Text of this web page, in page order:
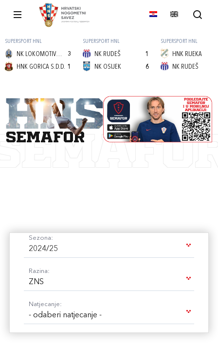
SUPERSPORT HNL
NK LOKOMOTIVA (Z)
3
1
HNK GORICA S.D.D.
SUPERSPORT HNL
NK RUDEŠ
1
6
NK OSIJEK
SUPERSPORT HNL
HNK RIJEKA
NK RUDEŠ
semafor
Sezona:
2024/25
Razina:
ZNS
Natjecanje:
- odaberi natjecanje -